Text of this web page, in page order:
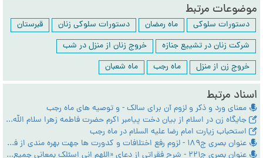
موضوعات مرتبط
دستورات سلوکی ماه رمضان دستورات سلوکی زنان
قبرستان
شرکت زنان در تشییع جنازه
خروج زنان از منزل در شب
خروج زن از منزل
ماه رجب ماه شعبان
اسناد مرتبط
معناى ورد و ذكر و لزوم آن براى سالك - و توصیه های ماه رجب
جایگاه زن در اسلام از بیان دخت پیامبر اکرم حضرت فاطمه زهرا سلام الله علیها
استحباب زیارت امام رضا علیه السلام در ماه رجب
عنوان بصری ج189 - لزوم رفع اختلافات و کدورت ها جهت بهره مندی از فیوضات ماه های رجب و شعبان و رمضان
عنوان بصری ج221 - شرح فقراتی از دعای «اللهم انی اسئلک بمعانی جمیع ما یدعوک...» در ماه رجب